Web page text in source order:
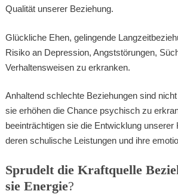
Qualität unserer Beziehung.
Glückliche Ehen, gelingende
Risiko an Depression, Angststörungen,
Verhaltensweisen zu erkranken.
Anhaltend schlechte Beziehungen sind
sie erhöhen die Chance psychisch zu
beeinträchtigen sie die Entwicklung unserer
deren schulische Leistungen und ihre
Sprudelt die Kraftquelle
sie Energie?